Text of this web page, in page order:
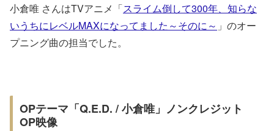
小倉唯 さんはTVアニメ「スライム倒して300年、知らな
いうちにレベルMAXになってました～そのに～ 」のオー
プニング曲の担当でした。
OPテーマ「Q.E.D. / 小倉唯」ノンクレジット
OP映像